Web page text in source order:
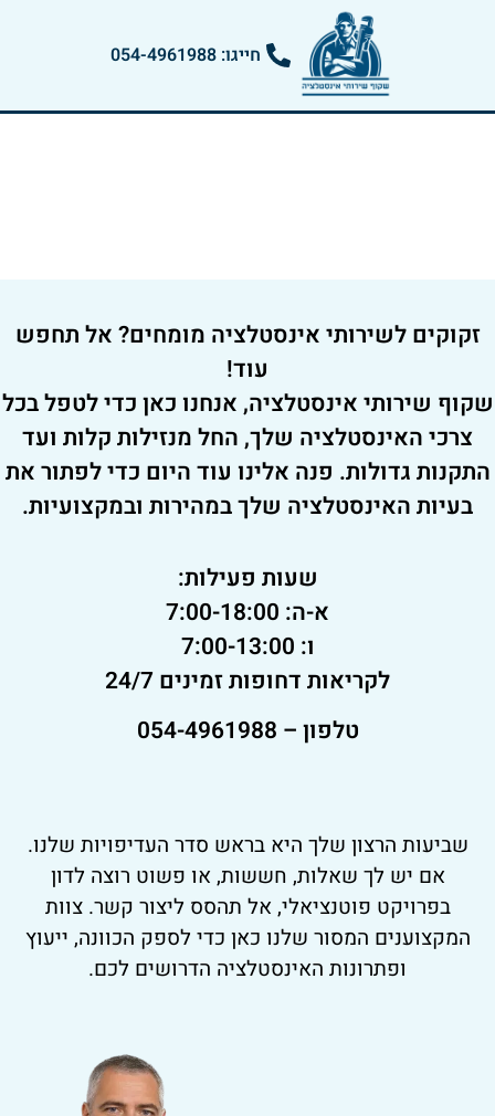
חייגו: 054-4961988
זקוקים לשירותי אינסטלציה מומחים? אל תחפש
עוד!
שקוף שירותי אינסטלציה, אנחנו כאן כדי לטפל בכל
צרכי האינסטלציה שלך, החל מנזילות קלות ועד
התקנות גדולות. פנה אלינו עוד היום כדי לפתור את
בעיות האינסטלציה שלך במהירות ובמקצועיות.
שעות פעילות:
א-ה: 7:00-18:00
ו: 7:00-13:00
לקריאות דחופות זמינים 24/7
טלפון – 054-4961988
שביעות הרצון שלך היא בראש סדר העדיפויות שלנו.
אם יש לך שאלות, חששות, או פשוט רוצה לדון
בפרויקט פוטנציאלי, אל תהסס ליצור קשר. צוות
המקצוענים המסור שלנו כאן כדי לספק הכוונה, ייעוץ
ופתרונות האינסטלציה הדרושים לכם.